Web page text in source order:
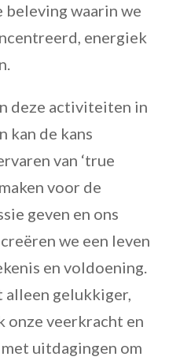
beleving waarin we
energiek
deze activiteiten in
kan de kans
van ‘true
voor de
geven en ons
we een leven
en voldoening.
alleen gelukkiger,
onze veerkracht en
uitdagingen om